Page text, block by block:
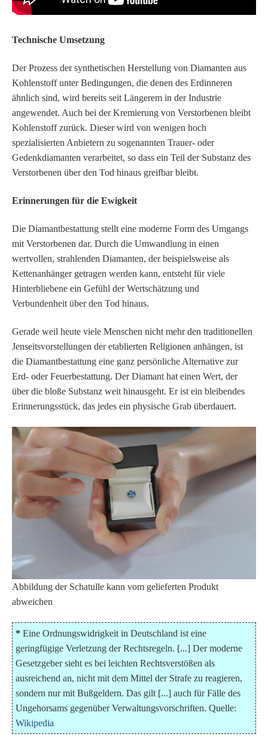
Technische Umsetzung
Der Prozess der synthetischen Herstellung von Diamanten aus
Kohlenstoff unter Bedingungen, die denen des Erdinneren
ähnlich sind, wird bereits seit Längerem in der Industrie
angewendet. Auch bei der Kremierung von Verstorbenen bleibt
Kohlenstoff zurück. Dieser wird von wenigen hoch
spezialisierten Anbietern zu sogenannten Trauer- oder
Gedenkdiamanten verarbeitet, so dass ein Teil der Substanz des
Verstorbenen über den Tod hinaus greifbar bleibt.
Erinnerungen für die Ewigkeit
Die Diamantbestattung stellt eine moderne Form des Umgangs
mit Verstorbenen dar. Durch die Umwandlung in einen
wertvollen, strahlenden Diamanten, der beispielsweise als
Kettenanhänger getragen werden kann, entsteht für viele
Hinterbliebene ein Gefühl der Wertschätzung und
Verbundenheit über den Tod hinaus.
Gerade weil heute viele Menschen nicht mehr den traditionellen
Jenseitsvorstellungen der etablierten Religionen anhängen, ist
die Diamantbestattung eine ganz persönliche Alternative zur
Erd- oder Feuerbestattung. Der Diamant hat einen Wert, der
über die bloße Substanz weit hinausgeht. Er ist ein bleibendes
Erinnerungsstück, das jedes ein physische Grab überdauert.
Abbildung der Schatulle kann vom gelieferten Produkt
abweichen
* Eine Ordnungswidrigkeit in Deutschland ist eine
geringfügige Verletzung der Rechtsregeln. [...] Der moderne
Gesetzgeber sieht es bei leichten Rechtsverstößen als
ausreichend an, nicht mit dem Mittel der Strafe zu reagieren,
sondern nur mit Bußgeldern. Das gilt [...] auch für Fälle des
Ungehorsams gegenüber Verwaltungsvorschriften. Quelle:
Wikipedia